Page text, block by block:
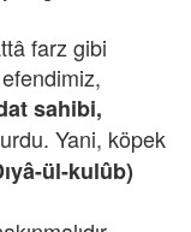
farz gibi
sahibi,
Yani, köpek
ül-kulûb)